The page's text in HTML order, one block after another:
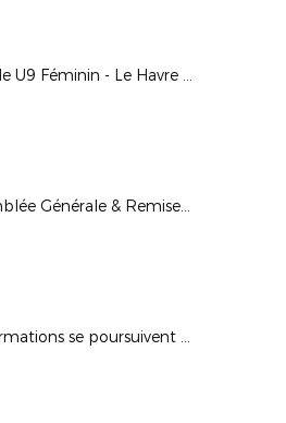
Module U9 Féminin - Le Havre AC
Assemblée Générale & Remise des Trophées
Les formations se poursuivent en cette fin d'année